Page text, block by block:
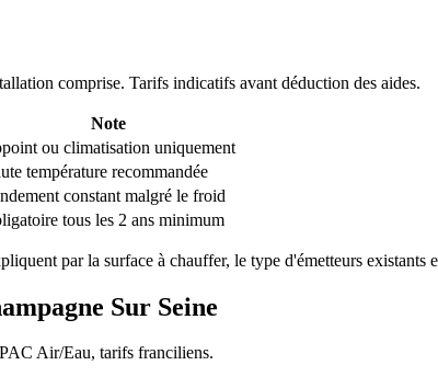
comprise. Tarifs indicatifs avant déduction des aides.
Note
ou climatisation uniquement
température recommandée
constant malgré le froid
tous les 2 ans minimum
par la surface à chauffer, le type d'émetteurs existants
Sur Seine
Air/Eau, tarifs franciliens.